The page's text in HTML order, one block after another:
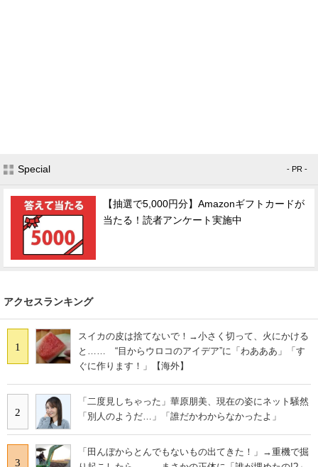
Special - PR -
【抽選で5,000円分】Amazonギフトカードが
当たる！読者アンケート実施中
アクセスランキング
1
スイカの皮は捨てないで！→小さく切って、火にかける
と…… “目からウロコのアイデア”に「わあああ」「す
ぐに作ります！」【海外】
2
「二度見しちゃった」華原朋美、現在の姿にネット騒然
「別人のようだ…」「誰だかわからなかったよ」
3
「田んぼからとんでもないもの出てきた！」→重機で掘